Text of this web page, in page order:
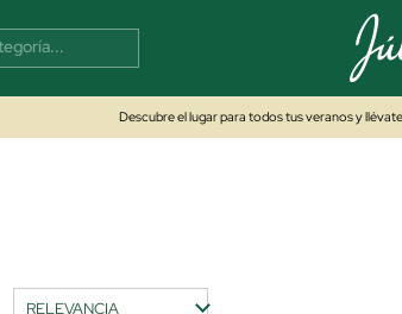
Descubre el lugar para todos tus veranos y